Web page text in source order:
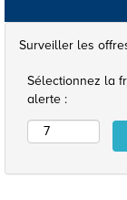
Surveiller les
Sélectionnez la
alerte :